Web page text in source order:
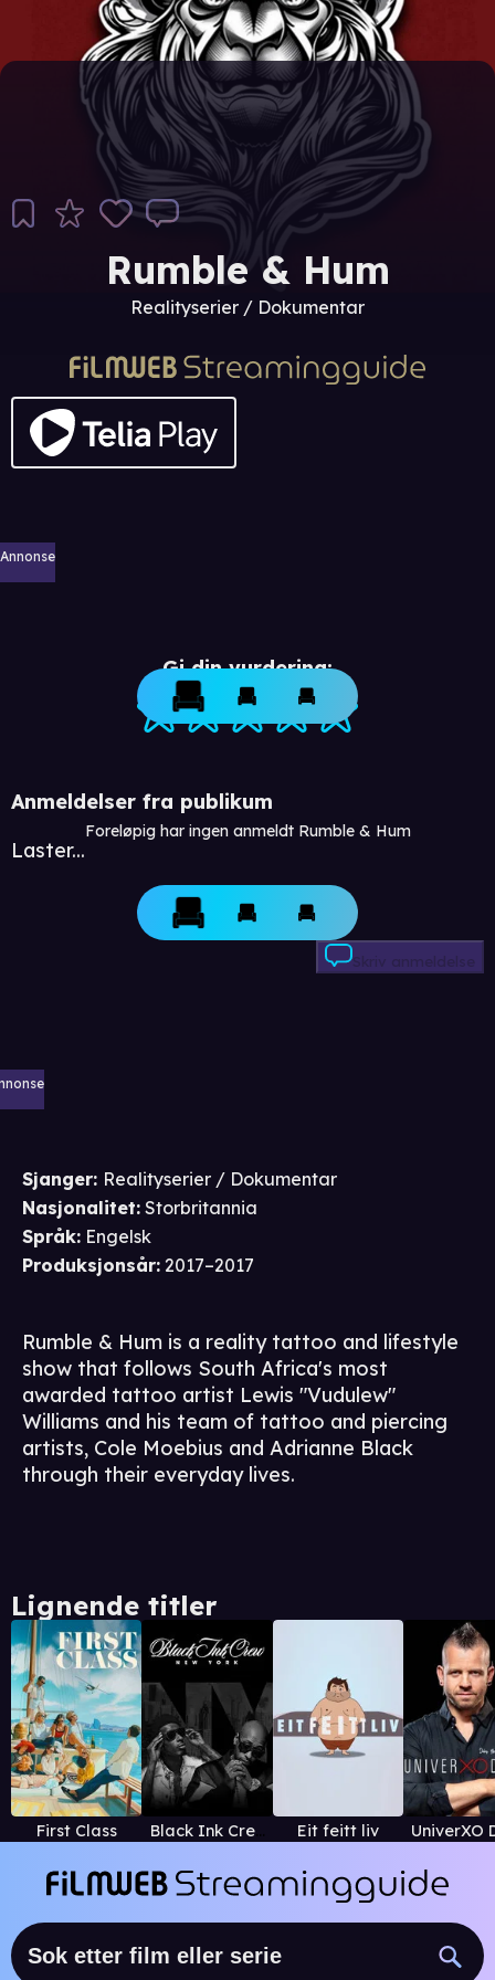
Rumble & Hum
Realityserier / Dokumentar
Annonse
Gi din vurdering:
Anmeldelser fra publikum
Laster...
Foreløpig har ingen anmeldt Rumble & Hum
Skriv anmeldelse
Sjanger: Realityserier / Dokumentar
Nasjonalitet: Storbritannia
Språk: Engelsk
Produksjonsår: 2017–2017
Rumble & Hum is a reality tattoo and lifestyle
show that follows South Africa's most
awarded tattoo artist Lewis "Vudulew"
Williams and his team of tattoo and piercing
artists, Cole Moebius and Adrianne Black
through their everyday lives.
Lignende titler
First Class Black Ink Crew New York Eit feitt liv